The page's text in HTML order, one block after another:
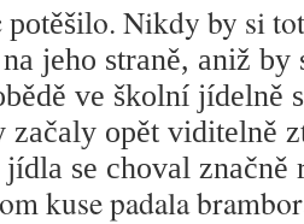
potěšilo. Nikdy by si
jeho straně, aniž by
ve školní jídelně
opět viditelně
se choval značně
kuse padala